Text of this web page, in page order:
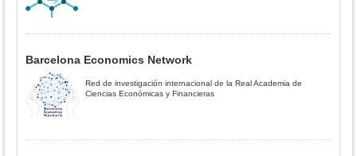
Barcelona Economics Network
Red de investigación internacional de la Real Academia de
Ciencias Económicas y Financieras